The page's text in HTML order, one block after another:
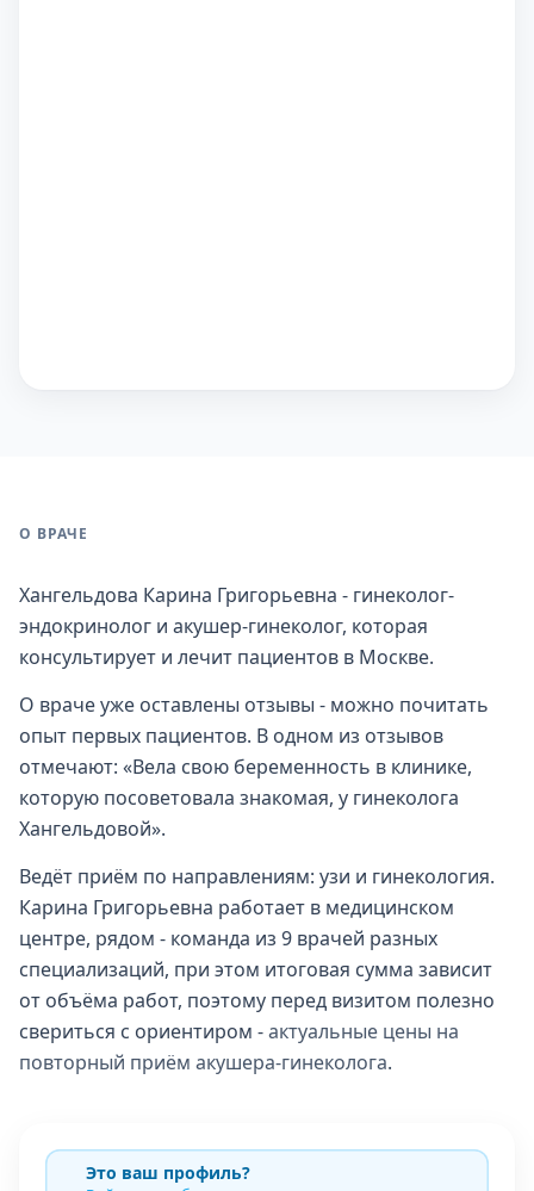
О ВРАЧЕ
Хангельдова Карина Григорьевна - гинеколог-
эндокринолог и акушер-гинеколог, которая
консультирует и лечит пациентов в Москве.
О враче уже оставлены отзывы - можно почитать
опыт первых пациентов. В одном из отзывов
отмечают: «Вела свою беременность в клинике,
которую посоветовала знакомая, у гинеколога
Хангельдовой».
Ведёт приём по направлениям: узи и гинекология.
Карина Григорьевна работает в медицинском
центре, рядом - команда из 9 врачей разных
специализаций, при этом итоговая сумма зависит
от объёма работ, поэтому перед визитом полезно
свериться с ориентиром -актуальные цены на
повторный приём акушера-гинеколога.
Это ваш профиль?